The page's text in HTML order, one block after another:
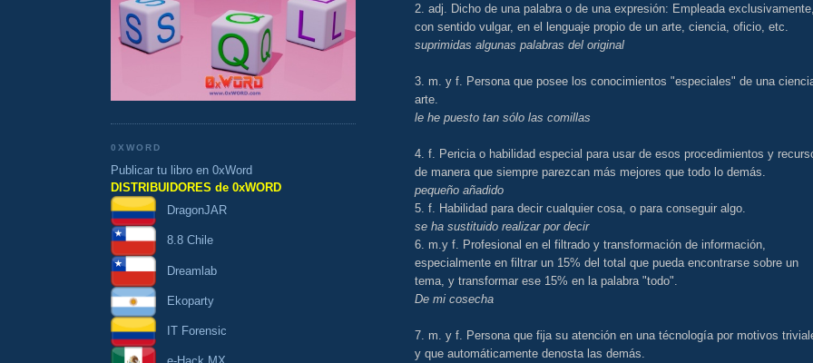
0XWORD
Publicar tu libro en 0xWord
DISTRIBUIDORES de 0xWORD
DragonJAR
8.8 Chile
Dreamlab
Ekoparty
IT Forensic
2. adj. Dicho de una palabra o de una expresión: Empleada
con sentido vulgar, en el lenguaje propio de un arte, ciencia, oficio, etc.
suprimidas algunas palabras del original
3. m. y f. Persona que posee los conocimientos "especiales" de una
arte.
le he puesto tan sólo las comillas
4. f. Pericia o habilidad especial para usar de esos procedimientos y
de manera que siempre parezcan más mejores que todo lo demás.
pequeño añadido
5. f. Habilidad para decir cualquier cosa, o para conseguir algo.
se ha sustituido realizar por decir
6. m.y f. Profesional en el filtrado y transformación de información,
especialmente en filtrar un 15% del total que pueda encontrarse sobre un
tema, y transformar ese 15% en la palabra "todo".
De mi cosecha
7. m. y f. Persona que fija su atención en una técnología por motivos
y que automáticamente denosta las demás.